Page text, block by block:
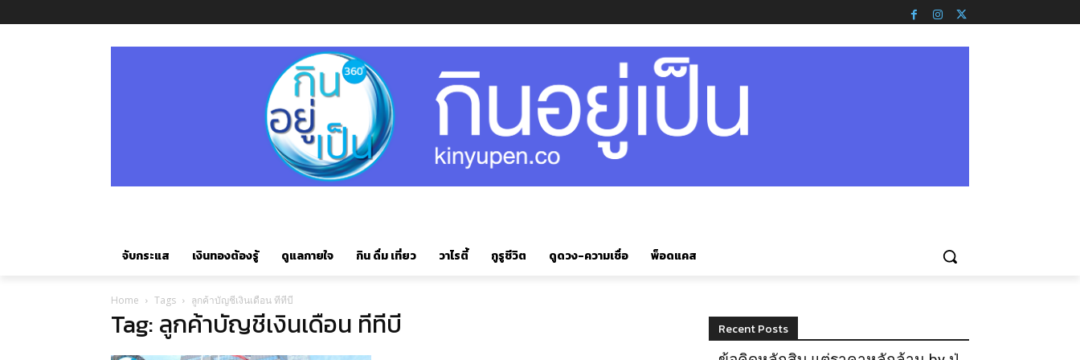
จับกระแส เงินทองต้องรู้ ดูแลกายใจ กิน ดื่ม เที่ยว วาไรตี้ กูรูชีวิต ดูดวง-ความเชื่อ พ็อดแคส
Home Tags ลูกค้าบัญชีเงินเดือน ทีทีบี
Tag: ลูกค้าบัญชีเงินเดือน ทีทีบี Recent Posts